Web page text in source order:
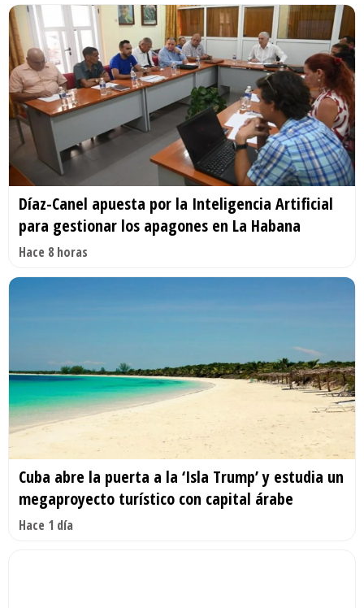
Díaz-Canel apuesta por la Inteligencia Artificial
para gestionar los apagones en La Habana
Hace 8 horas
Cuba abre la puerta a la ‘Isla Trump’ y estudia un
megaproyecto turístico con capital árabe
Hace 1 día